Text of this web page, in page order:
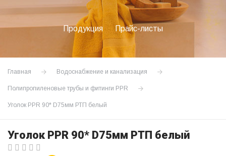
Продукция Прайс-листы
Главная Водоснабжение и канализация
Полипропиленовые трубы и фитинги PPR
Уголок PPR 90* D75мм РТП белый
Уголок PPR 90* D75мм РТП белый